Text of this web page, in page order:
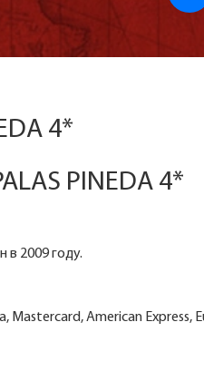
4*
PINEDA 4*
в 2009 году.
Mastercard, American Express,